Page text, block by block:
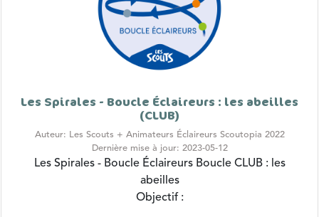
(CLUB)
Auteur: Les Scouts + Animateurs Éclaireurs Scoutopia 2022
Les Spirales - Boucle Éclaireurs Boucle CLUB : les
abeilles
Objectif :
Découvrir le...